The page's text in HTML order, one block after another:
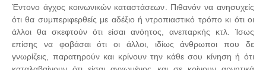
Έντονο άγχος κοινωνικών καταστάσεων. Πιθανόν να ανησυχείς
ότι θα συμπεριφερθείς με αδέξιο ή ντροπιαστικό τρόπο κι ότι οι
άλλοι θα σκεφτούν ότι είσαι ανόητος, ανεπαρκής κτλ. Ίσως
επίσης να φοβάσαι ότι οι άλλοι, ιδίως άνθρωποι που δε
γνωρίζεις, παρατηρούν και κρίνουν την κάθε σου κίνηση ή ότι